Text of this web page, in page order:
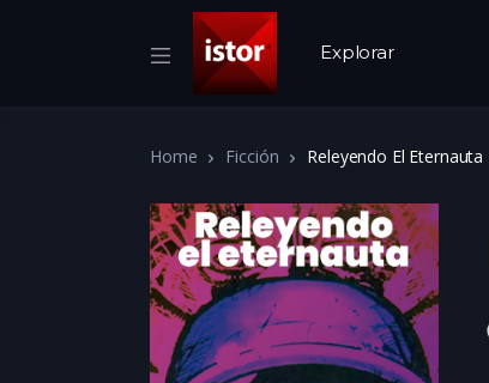
Explorar
Home Ficción Releyendo El Eternauta